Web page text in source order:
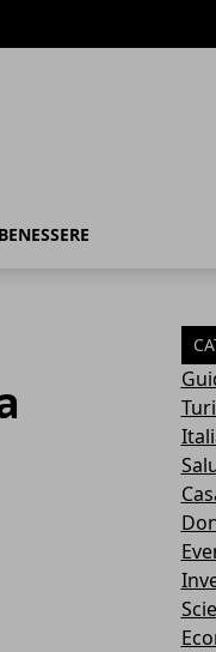
BENESSERE